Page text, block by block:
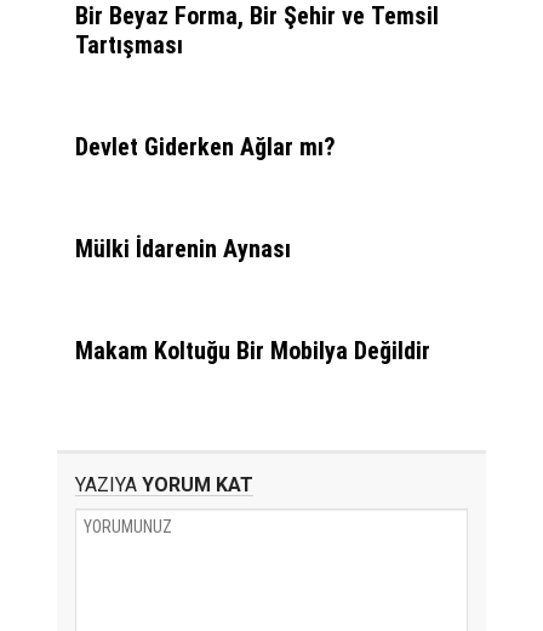
Bir Beyaz Forma, Bir Şehir ve Temsil
Tartışması
Devlet Giderken Ağlar mı?
Mülki İdarenin Aynası
Makam Koltuğu Bir Mobilya Değildir
YAZIYA YORUM KAT